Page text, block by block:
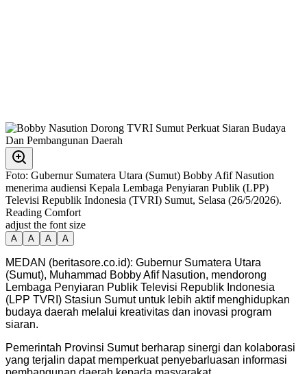
Foto: Gubernur Sumatera Utara (Sumut) Bobby Afif Nasution
menerima audiensi Kepala Lembaga Penyiaran Publik (LPP)
Televisi Republik Indonesia (TVRI) Sumut, Selasa (26/5/2026).
Reading Comfort
adjust the font size
A A A A
MEDAN (beritasore.co.id): Gubernur Sumatera Utara
(Sumut), Muhammad Bobby Afif Nasution, mendorong
Lembaga Penyiaran Publik Televisi Republik Indonesia
(LPP TVRI) Stasiun Sumut untuk lebih aktif menghidupkan
budaya daerah melalui kreativitas dan inovasi program
siaran.
Pemerintah Provinsi Sumut berharap sinergi dan kolaborasi
yang terjalin dapat memperkuat penyebarluasan informasi